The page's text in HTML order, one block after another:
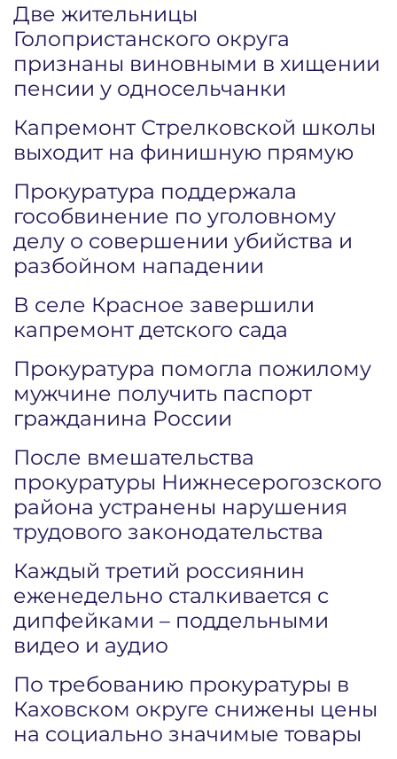
Две жительницы
Голопристанского округа
признаны виновными в хищении
пенсии у односельчанки
Капремонт Стрелковской школы
выходит на финишную прямую
Прокуратура поддержала
гособвинение по уголовному
делу о совершении убийства и
разбойном нападении
В селе Красное завершили
капремонт детского сада
Прокуратура помогла пожилому
мужчине получить паспорт
гражданина России
После вмешательства
прокуратуры Нижнесерогозского
района устранены нарушения
трудового законодательства
Каждый третий россиянин
еженедельно сталкивается с
дипфейками – поддельными
видео и аудио
По требованию прокуратуры в
Каховском округе снижены цены
на социально значимые товары